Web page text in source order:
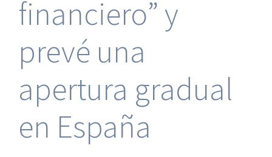
financiero” y
prevé una
apertura gradual
en España